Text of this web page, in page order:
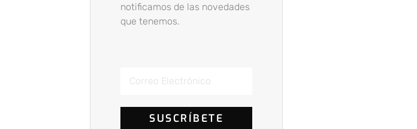
notificamos de las novedades
que tenemos.
SUSCRÍBETE